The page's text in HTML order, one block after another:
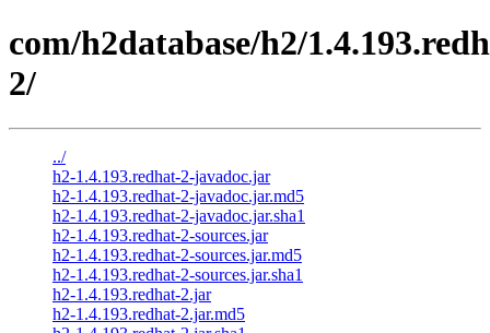
com/h2database/h2/
2/
../
h2-1.4.193.redhat-2-javadoc.jar
h2-1.4.193.redhat-2-javadoc.jar.md5
h2-1.4.193.redhat-2-javadoc.jar.sha1
h2-1.4.193.redhat-2-sources.jar
h2-1.4.193.redhat-2-sources.jar.md5
h2-1.4.193.redhat-2-sources.jar.sha1
h2-1.4.193.redhat-2.jar
h2-1.4.193.redhat-2.jar.md5